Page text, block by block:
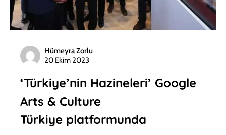
Hümeyra Zorlu
20 Ekim 2023
‘Türkiye’nin Hazineleri’ Google
Arts & Culture
Türkiye platformunda